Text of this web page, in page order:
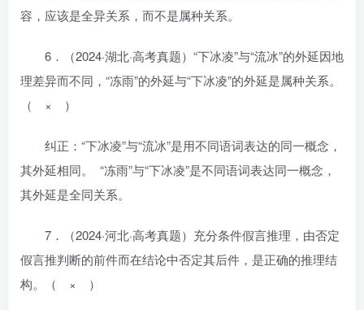
容，应该是全异关系，而不是属种关系。
6．（2024·湖北·高考真题）“下冰凌”与“流冰”的外延因地
理差异而不同，“冻雨”的外延与“下冰凌”的外延是属种关系。
（ × ）
纠正：“下冰凌”与“流冰”是用不同语词表达的同一概念，
其外延相同。 “冻雨”与“下冰凌”是不同语词表达同一概念，
其外延是全同关系。
7．（2024·河北·高考真题）充分条件假言推理，由否定
假言推判断的前件而在结论中否定其后件，是正确的推理结
构。（ × ）